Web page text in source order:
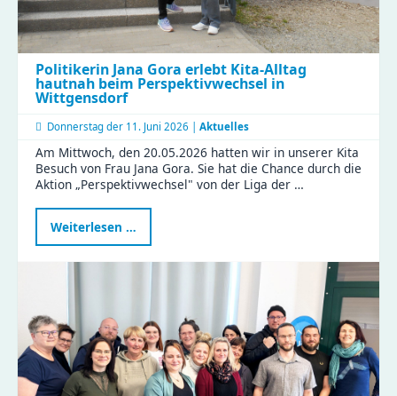
Politikerin Jana Gora erlebt Kita-Alltag
hautnah beim Perspektivwechsel in
Wittgensdorf
Donnerstag der 11. Juni 2026 | Aktuelles
Am Mittwoch, den 20.05.2026 hatten wir in unserer Kita
Besuch von Frau Jana Gora. Sie hat die Chance durch die
Aktion „Perspektivwechsel" von der Liga der …
Weiterlesen …
Jana
Gora
Alltag
hautnah
beim
Perspektivwechsel
in
Wittgensdorf